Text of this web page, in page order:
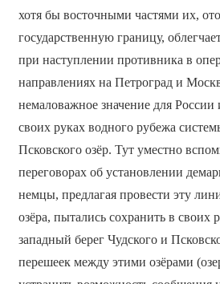
хотя бы восточными частями их,
государственную границу,
при наступлении противника в
направлениях на Петроград и
немаловажное значение для России
своих руках водного рубежа
Псковского озёр. Тут уместно
переговорах об установлении
немцы, предлагая провести эту
озёра, пытались сохранить в своих
западный берег Чудского и
перешеек между этими озёрами